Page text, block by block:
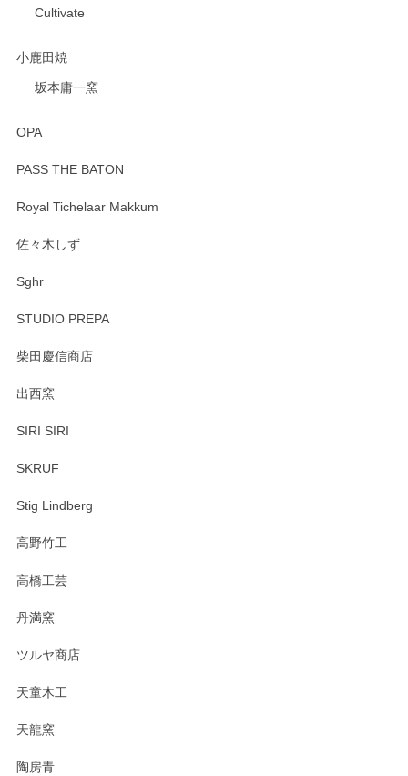
Cultivate
小鹿田焼
坂本庸一窯
OPA
PASS THE BATON
Royal Tichelaar Makkum
佐々木しず
Sghr
STUDIO PREPA
柴田慶信商店
出西窯
SIRI SIRI
SKRUF
Stig Lindberg
高野竹工
高橋工芸
丹満窯
ツルヤ商店
天童木工
天龍窯
陶房青